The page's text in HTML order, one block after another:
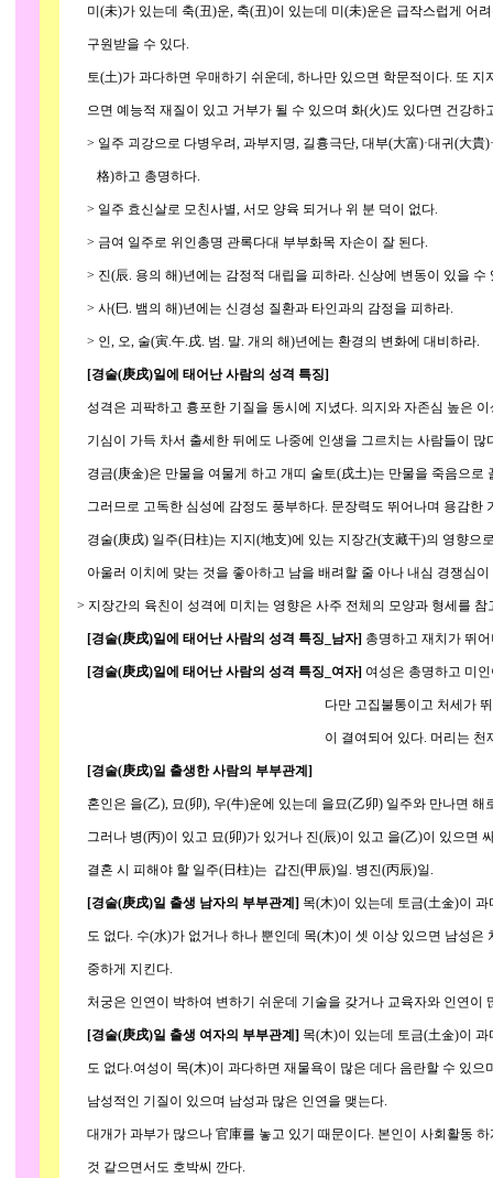
미(未)가 있는데 축(丑)운, 축(丑)이 있는데 미(未)운은 급작스럽게 어려
구원받을 수 있다.
토(土)가 과다하면 우매하기 쉬운데, 하나만 있으면 학문적이다. 또 지
으면 예능적 재질이 있고 거부가 될 수 있으며 화(火)도 있다면 건강하
> 일주 괴강으로 다병우려, 과부지명, 길흉극단, 대부(大富)·대귀(大貴
格)하고 총명하다.
> 일주 효신살로 모친사별, 서모 양육 되거나 위 분 덕이 없다.
> 금여 일주로 위인총명 관록다대 부부화목 자손이 잘 된다.
> 진(辰. 용의 해)년에는 감정적 대립을 피하라. 신상에 변동이 있을 수
> 사(巳. 뱀의 해)년에는 신경성 질환과 타인과의 감정을 피하라.
> 인, 오, 술(寅.午.戌. 범. 말. 개의 해)년에는 환경의 변화에 대비하라.
[경술(庚戌)일에 태어난 사람의 성격 특징]
성격은 괴팍하고 흉포한 기질을 동시에 지녔다. 의지와 자존심 높은 이
기심이 가득 차서 출세한 뒤에도 나중에 인생을 그르치는 사람들이 많
경금(庚金)은 만물을 여물게 하고 개띠 술토(戌土)는 만물을 죽음으로
그러므로 고독한 심성에 감정도 풍부하다. 문장력도 뛰어나며 용감한
경술(庚戌) 일주(日柱)는 지지(地支)에 있는 지장간(支藏干)의 영향으
아울러 이치에 맞는 것을 좋아하고 남을 배려할 줄 아나 내심 경쟁심이
> 지장간의 육친이 성격에 미치는 영향은 사주 전체의 모양과 형세를 참
[경술(庚戌)일에 태어난 사람의 성격 특징_남자] 총명하고 재치가 뛰
[경술(庚戌)일에 태어난 사람의 성격 특징_여자] 여성은 총명하고 미
다만 고집불통이고 처세가 뛰어난데 질투
이 결여되어 있다. 머리는 천재적이고 재
[경술(庚戌)일 출생한 사람의 부부관계]
혼인은 을(乙), 묘(卯), 우(牛)운에 있는데 을묘(乙卯) 일주와 만나면 해
그러나 병(丙)이 있고 묘(卯)가 있거나 진(辰)이 있고 을(乙)이 있으면
결혼 시 피해야 할 일주(日柱)는 갑진(甲辰)일. 병진(丙辰)일.
[경술(庚戌)일 출생 남자의 부부관계] 목(木)이 있는데 토금(土金)이
도 없다. 수(水)가 없거나 하나 뿐인데 목(木)이 셋 이상 있으면 남성은
중하게 지킨다.
처궁은 인연이 박하여 변하기 쉬운데 기술을 갖거나 교육자와 인연
[경술(庚戌)일 출생 여자의 부부관계] 목(木)이 있는데 토금(土金)이
도 없다.여성이 목(木)이 과다하면 재물욕이 많은 데다 음란할 수 있으
남성적인 기질이 있으며 남성과 많은 인연을 맺는다.
대개가 과부가 많으나 官庫를 놓고 있기 때문이다. 본인이 사회활동 하
것 같으면서도 호박씨 깐다.